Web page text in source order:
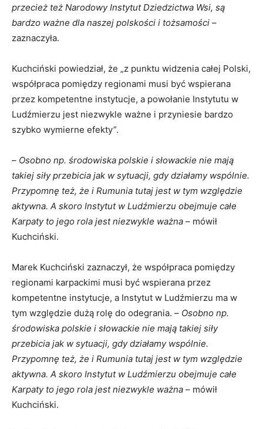
przecież też Narodowy Instytut Dziedzictwa Wsi, są
bardzo ważne dla naszej polskości i tożsamości –
zaznaczyła.
Kuchciński powiedział, że „z punktu widzenia całej Polski,
współpraca pomiędzy regionami musi być wspierana
przez kompetentne instytucje, a powołanie Instytutu w
Ludźmierzu jest niezwykle ważne i przyniesie bardzo
szybko wymierne efekty”.
– Osobno np. środowiska polskie i słowackie nie mają
takiej siły przebicia jak w sytuacji, gdy działamy wspólnie.
Przypomnę też, że i Rumunia tutaj jest w tym względzie
aktywna. A skoro Instytut w Ludźmierzu obejmuje całe
Karpaty to jego rola jest niezwykle ważna – mówił
Kuchciński.
Marek Kuchciński zaznaczył, że współpraca pomiędzy
regionami karpackimi musi być wspierana przez
kompetentne instytucje, a Instytut w Ludźmierzu ma w
tym względzie dużą rolę do odegrania. – Osobno np.
środowiska polskie i słowackie nie mają takiej siły
przebicia jak w sytuacji, gdy działamy wspólnie.
Przypomnę też, że i Rumunia tutaj jest w tym względzie
aktywna. A skoro Instytut w Ludźmierzu obejmuje całe
Karpaty to jego rola jest niezwykle ważna – mówił
Kuchciński.